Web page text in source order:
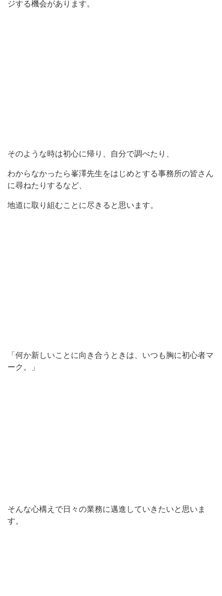
ジする機会があります。
そのような時は初心に帰り、自分で調べたり、
わからなかったら峯澤先生をはじめとする事務所の皆さん
に尋ねたりするなど、
地道に取り組むことに尽きると思います。
「何か新しいことに向き合うときは、いつも胸に初心者マ
ーク。」
そんな心構えで日々の業務に邁進していきたいと思いま
す。